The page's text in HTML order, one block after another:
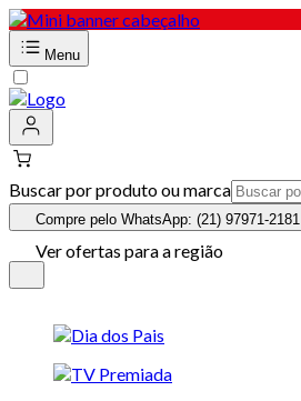
Menu
Buscar por produto ou marca
Compre pelo WhatsApp: (21) 97971-2181
Ver ofertas para a região